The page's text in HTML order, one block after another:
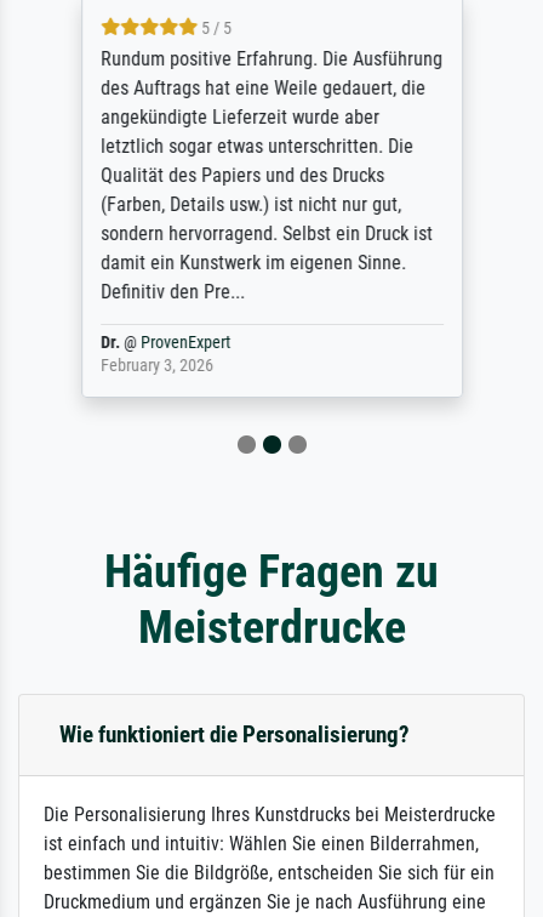
5 / 5
Rundum positive Erfahrung. Die Ausführung
des Auftrags hat eine Weile gedauert, die
angekündigte Lieferzeit wurde aber
letztlich sogar etwas unterschritten. Die
Qualität des Papiers und des Drucks
(Farben, Details usw.) ist nicht nur gut,
sondern hervorragend. Selbst ein Druck ist
damit ein Kunstwerk im eigenen Sinne.
Definitiv den Pre...
Dr.@ ProvenExpert
February 3, 2026
Häufige Fragen zu
Meisterdrucke
Wie funktioniert die Personalisierung?
Die Personalisierung Ihres Kunstdrucks bei Meisterdrucke
ist einfach und intuitiv: Wählen Sie einen Bilderrahmen,
bestimmen Sie die Bildgröße, entscheiden Sie sich für ein
Druckmedium und ergänzen Sie je nach Ausführung eine